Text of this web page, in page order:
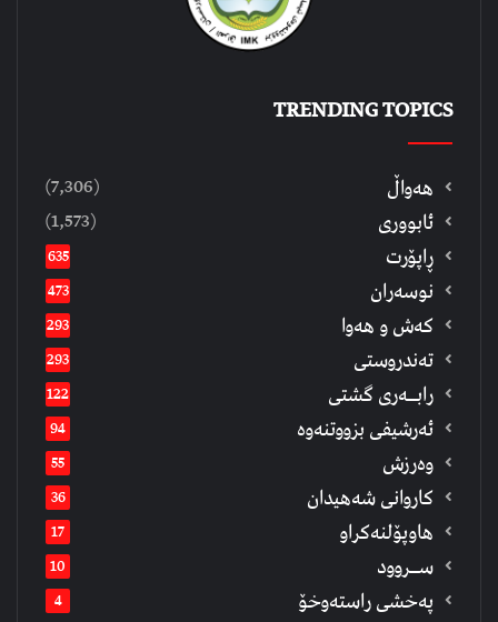
TRENDING TOPICS
هەواڵ (7,306)
ئابووری (1,573)
ڕاپۆرت 635
نوسەران 473
كەش و هەوا 293
تەندروستی 293
رابــه‌ری گشتی 122
ئەرشیفى بزووتنەوە 94
وەرزش 55
كاروانی شەهیدان 36
هاوپۆلنەكراو 17
ســروود 10
په‌خشی راسته‌وخۆ 4